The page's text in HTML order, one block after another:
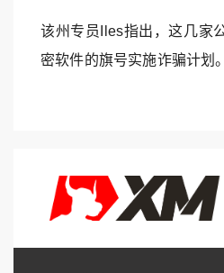
该州专员Iles指出，这几家
密软件的旗号实施诈骗计划。